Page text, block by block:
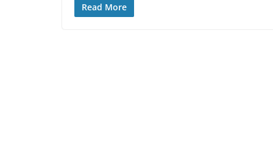
Read More